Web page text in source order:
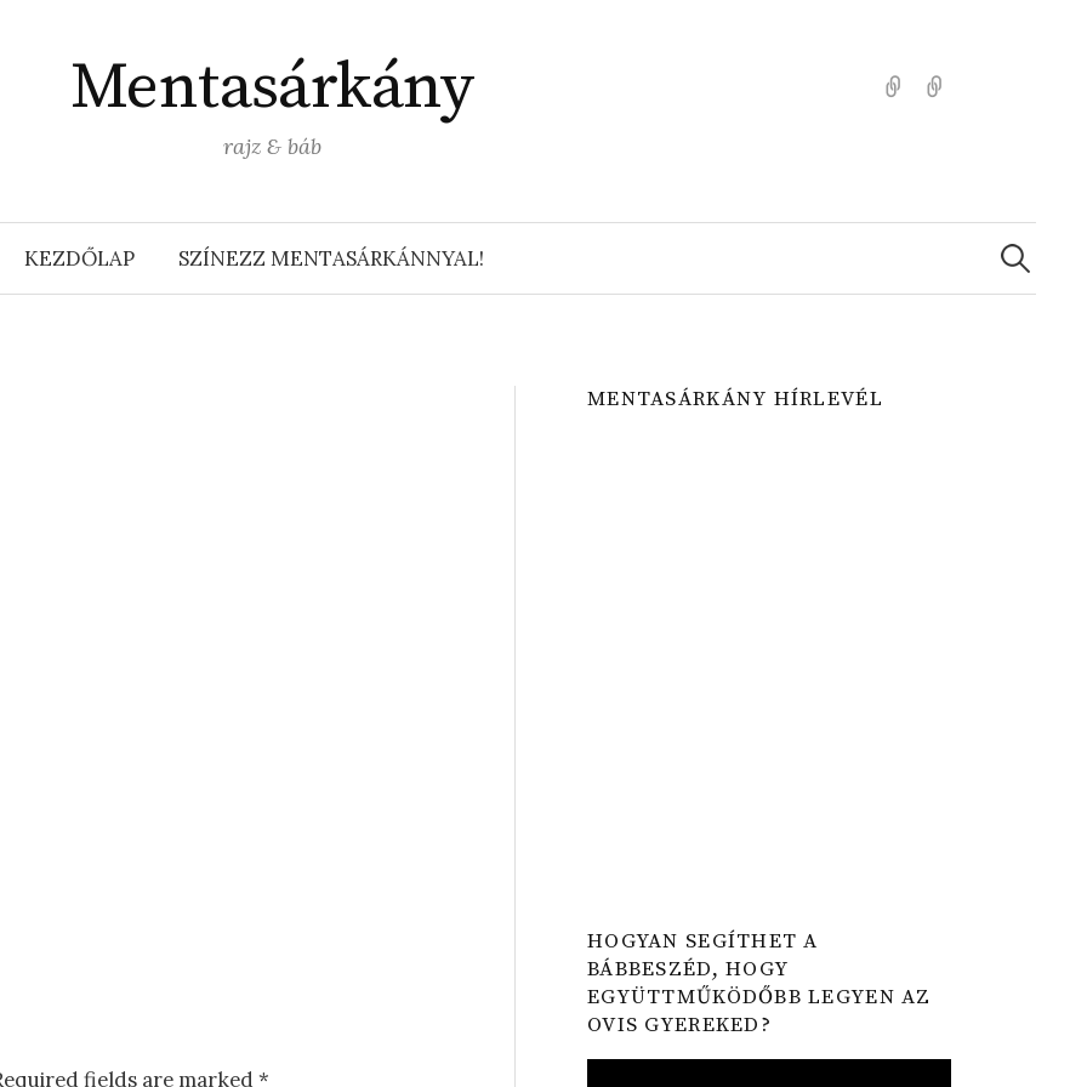
Mentasárkány
rajz & báb
Kezdőlap
KEZDŐLAP SZÍNEZZ MENTASÁRKÁNNYAL!
Search
for:
fields are marked *
MENTASÁRKÁNY HÍRLEVÉL
HOGYAN SEGÍTHET A
BÁBBESZÉD, HOGY
EGYÜTTMŰKÖDŐBB LEGYEN AZ
OVIS GYEREKED?